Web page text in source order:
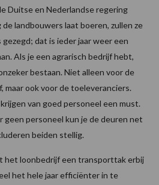
Duitse en Nederlandse regering
landbouwers laat boeren, zullen ze
gezegd; dat is ieder jaar weer een
Als je een agrarisch bedrijf hebt,
bestaan. Niet alleen voor de
maar ook voor de toeleveranciers.
van goed personeel een must.
geen personeel kun je de deuren net
beiden stellig.
het loonbedrijf een transporttak erbij
het hele jaar efficiënter in te